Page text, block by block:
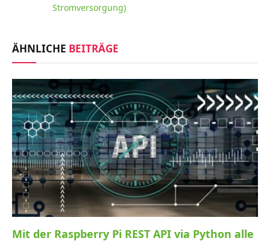
Stromversorgung)
ÄHNLICHE BEITRÄGE
Mit der Raspberry Pi REST API via Python alle